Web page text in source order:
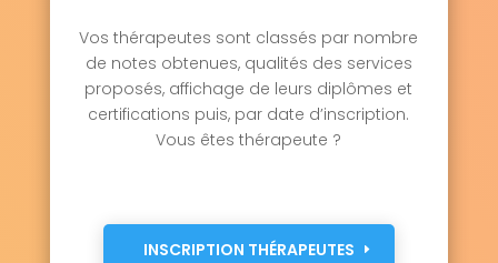
Vos thérapeutes sont classés par nombre
de notes obtenues, qualités des services
proposés, affichage de leurs diplômes et
certifications puis, par date d’inscription.
Vous êtes thérapeute ?
INSCRIPTION THÉRAPEUTES